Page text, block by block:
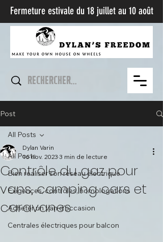
Fermeture estivale du 18 juillet au 10 août​
Post
All Posts
Bien réaliser son réseau électrique
Exigences, contrôles, homologations
Acheter un van d'occasion
Centrales électriques pour balcon
All Posts
Contrôle du gaz pour
vans, camping cars et
caravanes
Dylan Varin
16 nov. 2023 3 min de lecture